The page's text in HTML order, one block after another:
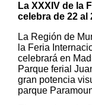
La XXXIV de la
celebra de 22 al
La Región de
la Feria
celebrará en
Parque ferial
gran potencia
parque